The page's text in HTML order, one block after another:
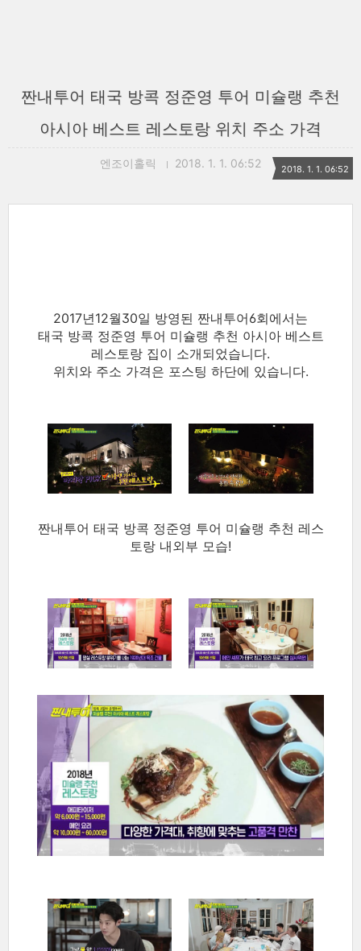
짠내투어 태국 방콕 정준영 투어 미슐랭 추천
아시아 베스트 레스토랑 위치 주소 가격
엔조이홀릭 2018. 1. 1. 06:52 2018. 1. 1. 06:52
2017년12월30일 방영된 짠내투어6회에서는
태국 방콕 정준영 투어 미슐랭 추천 아시아 베스트
레스토랑 집이 소개되었습니다.
위치와 주소 가격은 포스팅 하단에 있습니다.
짠내투어 태국 방콕 정준영 투어 미슐랭 추천 레스
토랑 내외부 모습!